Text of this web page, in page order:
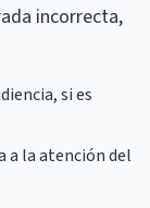
incorrecta,
si es
a la atención del